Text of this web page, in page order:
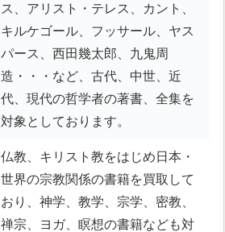
ス、アリスト・テレス、カント、
キルケゴール、フッサール、ヤス
パース、西田幾太郎、九鬼周
造・・・など、古代、中世、近
代、現代の哲学者の著書、全集を
対象としております。
仏教、キリスト教をはじめ日本・
世界の宗教関係の書籍を買取して
おり、神学、教学、宗学、密教、
禅宗、ヨガ、瞑想の書籍なども対